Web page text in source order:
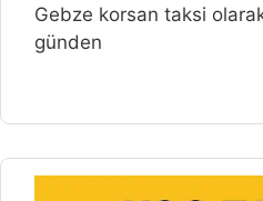
Gebze korsan taksi
günden